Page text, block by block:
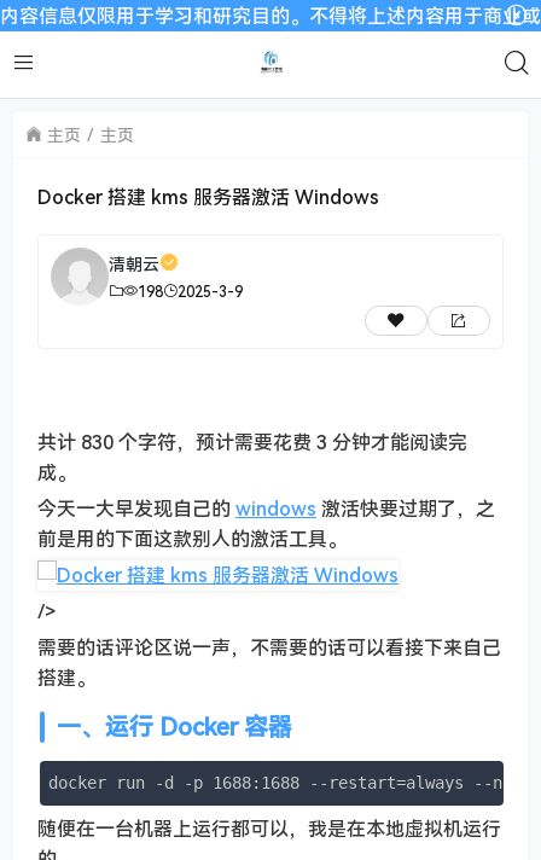
息仅限用于学习和研究目的。不得将上述内容用于商业或
主页 主页
Docker 搭建 kms 服务器激活 Windows
清朝云
198 2025-3-9
共计 830 个字符，预计需要花费 3 分钟才能阅读完
成。
今天一大早发现自己的 windows 激活快要过期了，之
前是用的下面这款别人的激活工具。
/>
需要的话评论区说一声，不需要的话可以看接下来自己
搭建。
一、运行 Docker 容器
docker run -d -p 1688:1688 --restart=always --name
随便在一台机器上运行都可以，我是在本地虚拟机运行